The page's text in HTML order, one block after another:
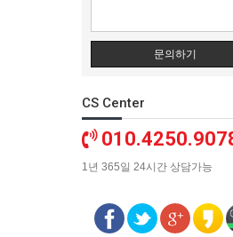
문의하기
CS Center
1년 365일 24시간 상담가능